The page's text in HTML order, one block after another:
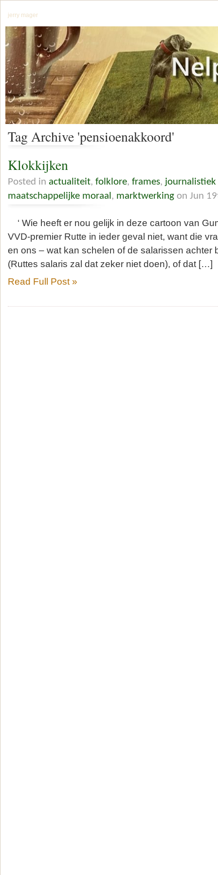
jerry mager
Tag Archive 'pensioenakkoord'
Klokkijken
Posted in actualiteit, folklore, frames, journalistiek
maatschappelijke moraal , marktwerking on Jun
‘ Wie heeft er nou gelijk in deze cartoon van
VVD-premier Rutte in ieder geval niet, want die
en ons – wat kan schelen of de salarissen achter
(Ruttes salaris zal dat zeker niet doen), of dat […]
Read Full Post »